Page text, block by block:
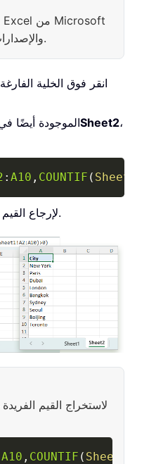
365 وExcel 2021 والإصدارات الأحدث.
انقر فوق الخلية
الموجودة أيضًاSheet2،
: A10 , COUNTIF ( Sheet2
Copy
لإرجاع القيم المكررة.
لاستخراج القيم
A10 , COUNTIF ( Sheet2
Copy